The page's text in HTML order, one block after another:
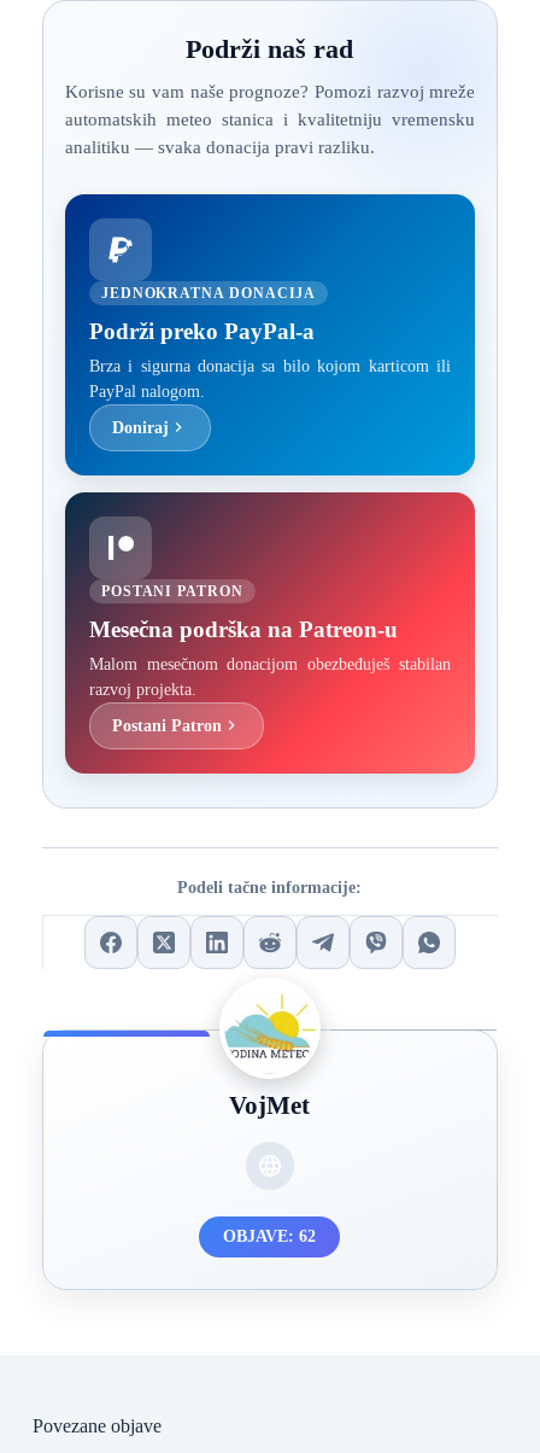
Podrži naš rad
Korisne su vam naše prognoze? Pomozi razvoj mreže
automatskih meteo stanica i kvalitetniju vremensku
analitiku — svaka donacija pravi razliku.
JEDNOKRATNA DONACIJA
Podrži preko PayPal-a
Brza i sigurna donacija sa bilo kojom karticom ili
PayPal nalogom.
Doniraj
POSTANI PATRON
Mesečna podrška na Patreon-u
Malom mesečnom donacijom obezbeđuješ stabilan
razvoj projekta.
Postani Patron
Podeli tačne informacije:
VojMet
OBJAVE: 62
Povezane objave